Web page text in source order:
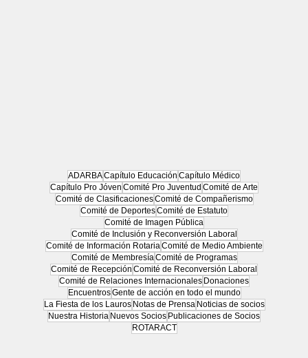
ADARBACapítulo Educación Capítulo Médico
Capítulo Pro Jóven Comité Pro Juventud Comité de Arte
Comité de ClasificacionesComité de Compañerismo
Comité de DeportesComité de Estatuto
Comité de Imagen Pública
Comité de Inclusión y Reconversión Laboral
Comité de Información RotariaComité de Medio Ambiente
Comité de MembresíaComité de Programas
Comité de Recepción Comité de Reconversión Laboral
Comité de Relaciones Internacionales Donaciones
EncuentrosGente de acción en todo el mundo
La Fiesta de los Lauros Notas de Prensa Noticias de socios
Nuestra Historia Nuevos Socios Publicaciones de Socios
ROTARACT